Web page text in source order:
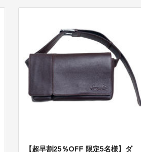
【超早割25％OFF 限定5名様】ダ